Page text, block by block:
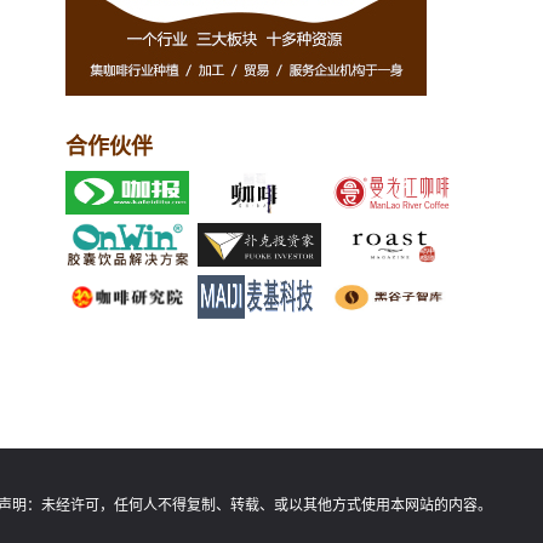
合作伙伴
明： 未经许可，任何人不得复制、转载、或以其他方式使用本网站的内容。